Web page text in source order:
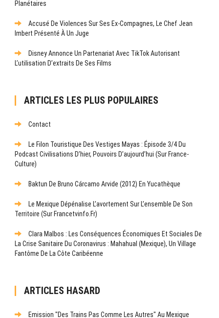
Planétaires
Accusé De Violences Sur Ses Ex-Compagnes, Le Chef Jean
Imbert Présenté À Un Juge
Disney Annonce Un Partenariat Avec TikTok Autorisant
L’utilisation D’extraits De Ses Films
ARTICLES LES PLUS POPULAIRES
Contact
Le Filon Touristique Des Vestiges Mayas : Épisode 3/4 Du
Podcast Civilisations D’hier, Pouvoirs D’aujourd’hui (sur France-
Culture)
Baktun De Bruno Cárcamo Arvide (2012) En Yucathèque
Le Mexique Dépénalise L’avortement Sur L’ensemble De Son
Territoire (sur Francetvinfo.fr)
Clara Malbos : Les Conséquences Économiques Et Sociales De
La Crise Sanitaire Du Coronavirus : Mahahual (Mexique), Un Village
Fantôme De La Côte Caribéenne
ARTICLES HASARD
Emission "Des Trains Pas Comme Les Autres" Au Mexique